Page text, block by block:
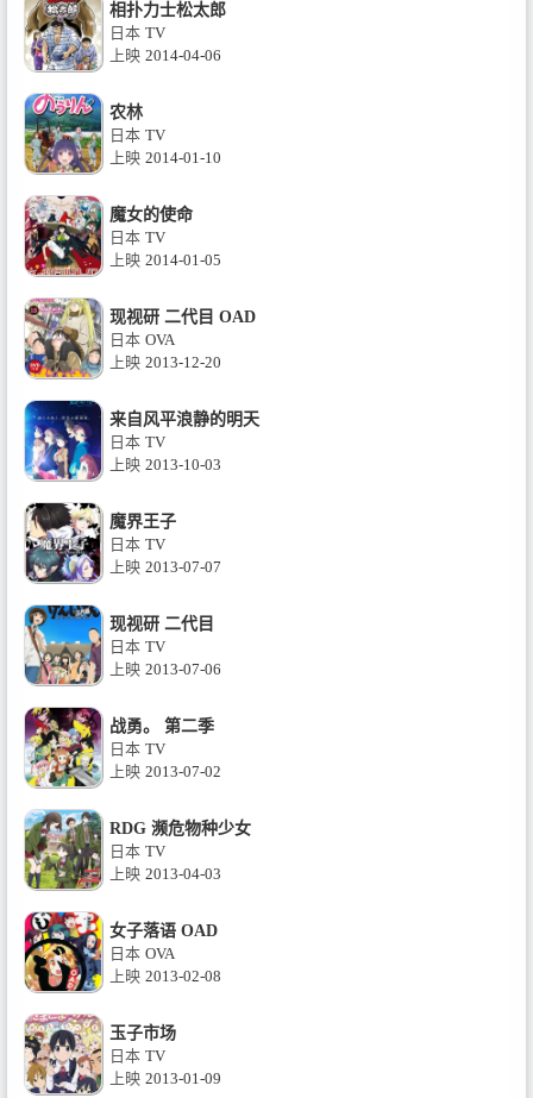
相扑力士松太郎
日本 TV
上映 2014-04-06
农林
日本 TV
上映 2014-01-10
魔女的使命
日本 TV
上映 2014-01-05
现视研 二代目 OAD
日本 OVA
上映 2013-12-20
来自风平浪静的明天
日本 TV
上映 2013-10-03
魔界王子
日本 TV
上映 2013-07-07
现视研 二代目
日本 TV
上映 2013-07-06
战勇。 第二季
日本 TV
上映 2013-07-02
RDG 濒危物种少女
日本 TV
上映 2013-04-03
女子落语 OAD
日本 OVA
上映 2013-02-08
玉子市场
日本 TV
上映 2013-01-09